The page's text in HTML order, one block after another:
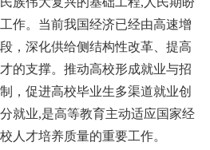
作。当前我国经济已经由高速增
，深化供给侧结构性改革、提高
的支撑。推动高校形成就业与招
，促进高校毕业生多渠道就业创
就业,是高等教育主动适应国家经
人才培养质量的重要工作。